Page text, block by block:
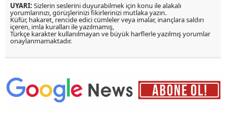
UYARI: Sizlerin seslerini duyurabilmek için konu ile alakalı
yorumlarınızı, görüşlerinizi fikirlerinizi mutlaka yazın.
Küfür, hakaret, rencide edici cümleler veya imalar, inançlara saldırı
içeren, imla kuralları ile yazılmamış,
Türkçe karakter kullanılmayan ve büyük harflerle yazılmış yorumlar
onaylanmamaktadır.